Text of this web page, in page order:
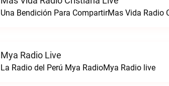
Una Bendición Para CompartirMas Vida Radio
Mya Radio Live
La Radio del Perú Mya RadioMya Radio live